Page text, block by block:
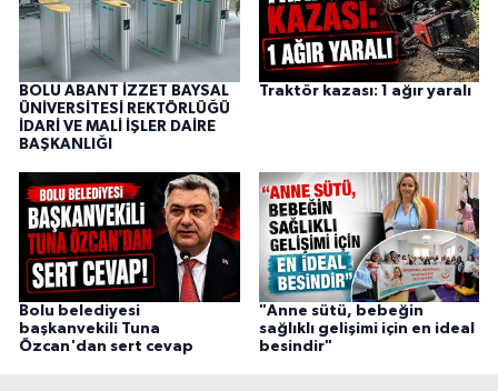
BOLU ABANT İZZET BAYSAL
ÜNİVERSİTESİ REKTÖRLÜĞÜ
İDARİ VE MALİ İŞLER DAİRE
BAŞKANLIĞI
Traktör kazası: 1 ağır yaralı
Bolu belediyesi
başkanvekili Tuna
Özcan'dan sert cevap
"Anne sütü, bebeğin
sağlıklı gelişimi için en ideal
besindir"